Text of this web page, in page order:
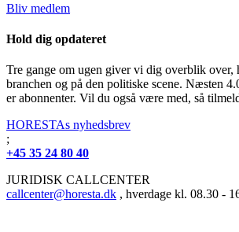
Bliv medlem
Hold dig opdateret
Tre gange om ugen giver vi dig overblik over,
branchen og på den politiske scene. Næsten
er abonnenter. Vil du også være med, så
HORESTAs nyhedsbrev
;
+45 35 24 80 40
JURIDISK CALLCENTER
callcenter@horesta.dk , hverdage kl. 08.30 -